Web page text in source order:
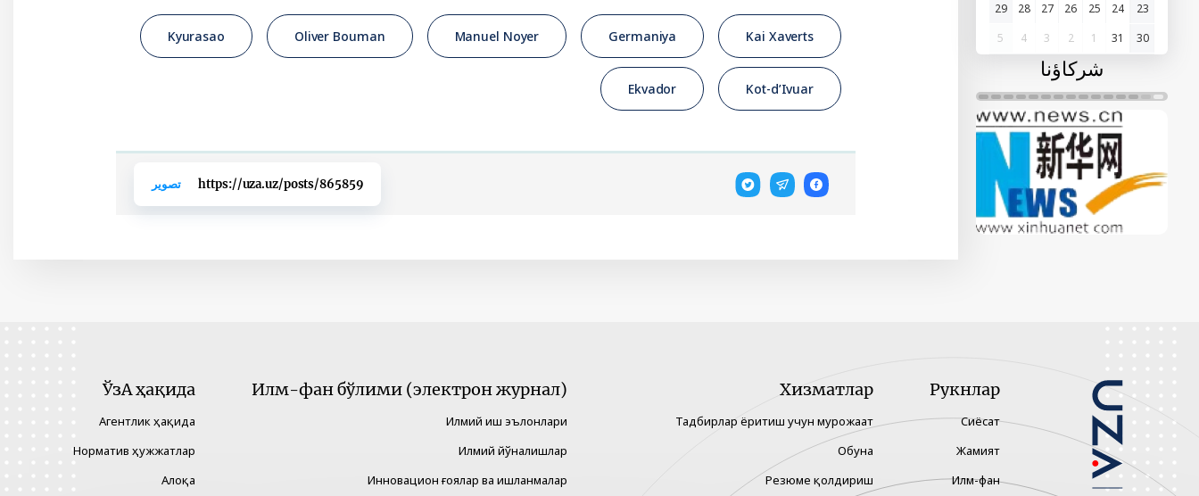
23
24
25
26
27
28
29
30
31
1
2
3
4
5
شركاؤنا
Kai Xaverts
Germaniya
Manuel Noyer
Oliver Bouman
Kyurasao
Kot-d’Ivuar
Ekvador
https://uza.uz/posts/865859 تصوير
Рукнлар
Сиёсат
Жамият
Илм-фан
Хизматлар
Тадбирлар ёритиш учун мурожаат
Обуна
Резюме қолдириш
Илм-фан бўлими (электрон журнал)
Илмий иш эълонлари
Илмий йўналишлар
Инновацион ғоялар ва ишланмалар
ЎзА ҳақида
Агентлик ҳақида
Норматив ҳужжатлар
Алоқа